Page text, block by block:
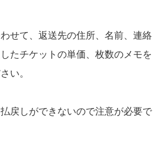
せて、返送先の住所、名前、連絡
たチケットの単価、枚数のメモを
い。
戻しができないので注意が必要で